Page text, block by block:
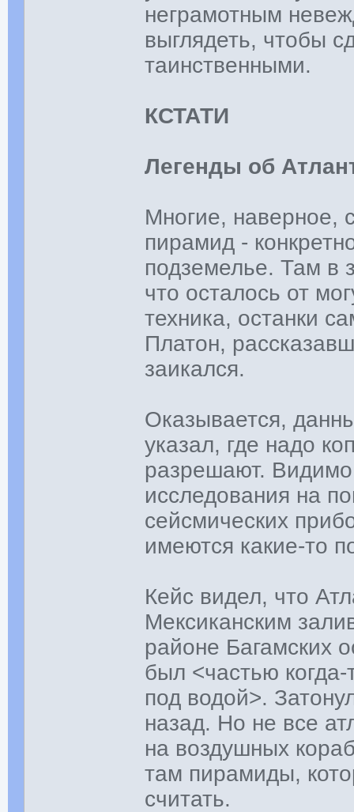
неграмотным
выглядеть, чтобы
таинственными.
КСТАТИ
Легенды об
Многие, наверное,
пирамид -
подземелье. Там в
что осталось от
техника, останки
Платон,
заикался.
Оказывается,
указал, где надо
разрешают.
исследования на
сейсмических
имеются какие-то
Кейс видел, что
Мексиканским
районе Багамских
был <частью когда-
под водой>.
назад. Но не все
на воздушных
там пирамиды,
считать.